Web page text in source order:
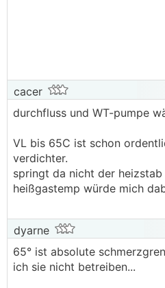
cacer
durchfluss und WT-pumpe
VL bis 65C ist schon
verdichter.
springt da nicht der heizstab
heißgastemp würde mich
dyarne
65° ist absolute
ich sie nicht betreiben...